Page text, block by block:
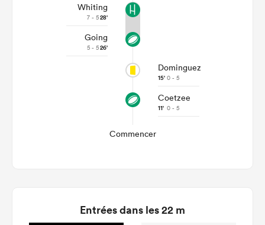
Whiting
7 - 528'
Going
5 - 526'
Dominguez
15' 0 - 5
Coetzee
11' 0 - 5
Commencer
Entrées dans les 22 m